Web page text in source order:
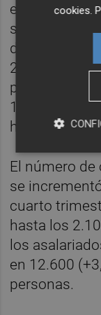
en la
sector
de trabajo, un
2.118.100
público, creó
1,18% más
hasta
El número
se
cuarto
hasta los
los
en 12.600
personas.
cookies .